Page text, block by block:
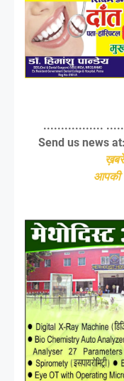
.................
Send us news at:
आपकी